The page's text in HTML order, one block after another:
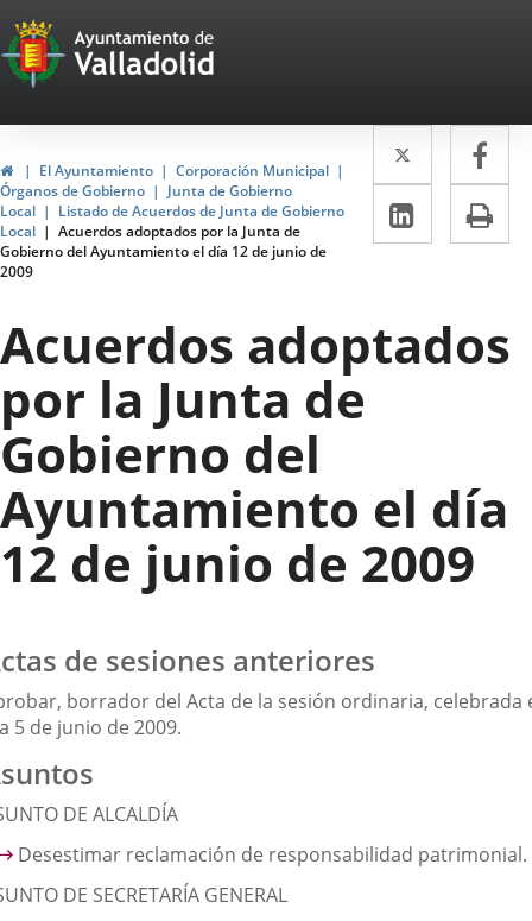
Portal
Web
del
Ayuntamiento
de
Valladolid
HomeEl Ayuntamiento
Corporación Municipal
Órganos de Gobierno
Junta de Gobierno
Local
Listado de Acuerdos de Junta de Gobierno
Local
Acuerdos adoptados por la Junta de
Gobierno del Ayuntamiento el día 12 de junio de
2009
Twitter
Enlace
a
una
a
Linkedin
Enlace
a
externa.
Acuerdos adoptados
por la Junta de
Gobierno del
Ayuntamiento el día
12 de junio de 2009
de sesiones anteriores
borrador del Acta de la sesión ordinaria, celebrada
5 de junio de 2009.
DE ALCALDÍA
Desestimar reclamación de responsabilidad patrimonial.
DE SECRETARÍA GENERAL